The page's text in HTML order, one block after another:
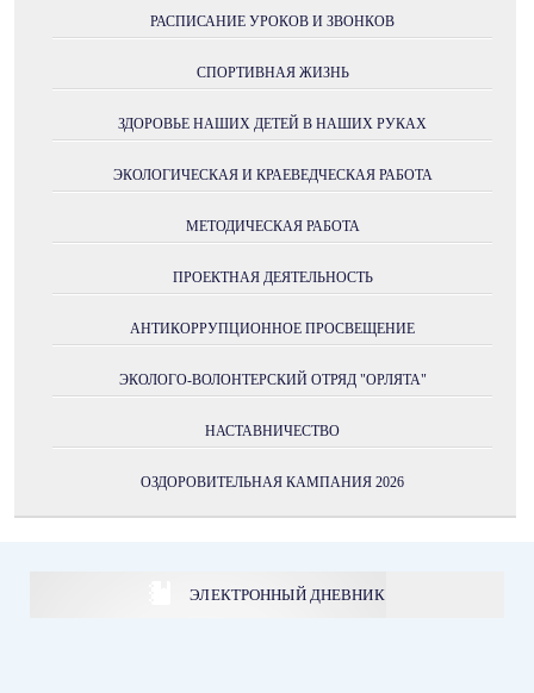
РАСПИСАНИЕ УРОКОВ И ЗВОНКОВ
СПОРТИВНАЯ ЖИЗНЬ
ЗДОРОВЬЕ НАШИХ ДЕТЕЙ В НАШИХ РУКАХ
ЭКОЛОГИЧЕСКАЯ И КРАЕВЕДЧЕСКАЯ РАБОТА
МЕТОДИЧЕСКАЯ РАБОТА
ПРОЕКТНАЯ ДЕЯТЕЛЬНОСТЬ
АНТИКОРРУПЦИОННОЕ ПРОСВЕЩЕНИЕ
ЭКОЛОГО-ВОЛОНТЕРСКИЙ ОТРЯД "ОРЛЯТА"
НАСТАВНИЧЕСТВО
ОЗДОРОВИТЕЛЬНАЯ КАМПАНИЯ 2026
ЭЛЕКТРОННЫЙ ДНЕВНИК